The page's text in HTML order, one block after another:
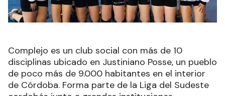
Complejo es un club social con más de 10
disciplinas ubicado en Justiniano Posse, un pueblo
de poco más de 9.000 habitantes en el interior
de Córdoba. Forma parte de la Liga del Sudeste